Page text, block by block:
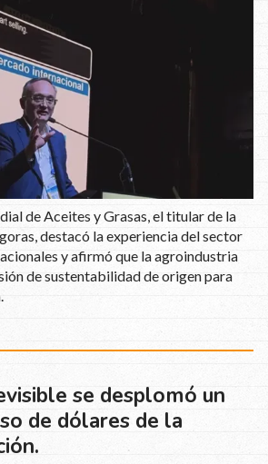
de Aceites y Grasas, el titular de la
destacó la experiencia del sector
y afirmó que la agroindustria
de sustentabilidad de origen para
se desplomó un
de dólares de la